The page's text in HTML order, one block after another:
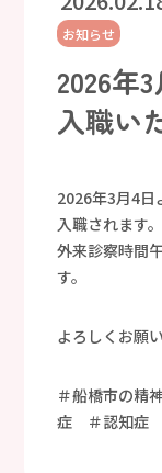
お知らせ
2026年
入職い
2026年3月4日
入職されます。
外来診察時間
す。
よろしくお願
＃船橋市の
症 ＃認知症